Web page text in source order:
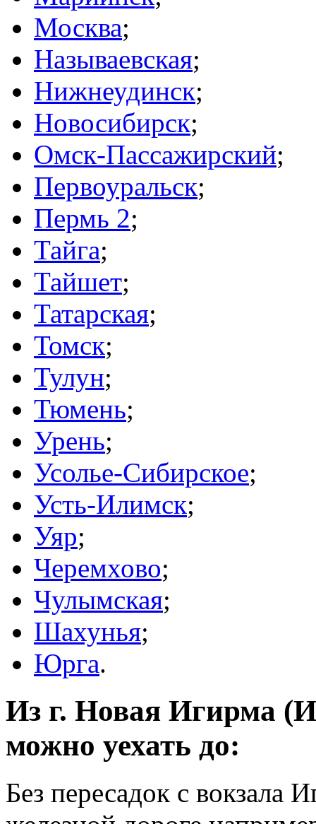
Москва;
Называевская;
Нижнеудинск;
Новосибирск;
Омск-Пассажирский;
Первоуральск;
Пермь 2;
Тайга;
Тайшет;
Татарская;
Томск;
Тулун;
Тюмень;
Урень;
Усолье-Сибирское;
Усть-Илимск;
Уяр;
Черемхово;
Чулымская;
Шахунья;
Юрга.
Из г. Новая Игирма
можно уехать до:
Без пересадок с вокзала